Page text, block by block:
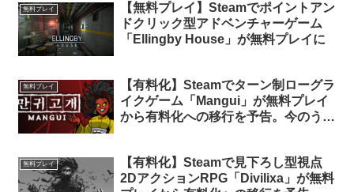
無料プレイ
【無料プレイ】Steamでポイントアン
ドクリック型アドベンチャーゲーム
「Ellingby House」が無料プレイに
無料プレイ
【有料化】Steamでターン制ローグラ
イクゲーム「Mangui」が無料プレイ
から有料化への移行を予告。今のうち
無料プレイ
【有料化】Steamで見下ろし型視点
2DアクションRPG「Divilixa」が無料